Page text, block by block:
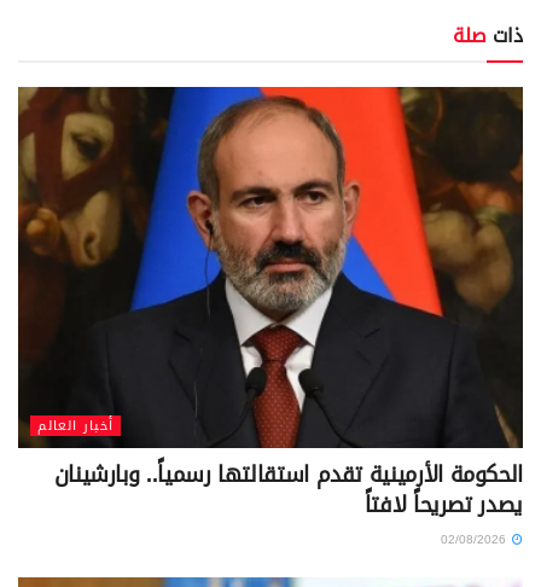
ذاتصلة
أخبار العالم
الحكومة الأرمينية تقدم استقالتها رسمياً.. وبارشينان
يصدر تصريحاً لافتاً
02/08/2026